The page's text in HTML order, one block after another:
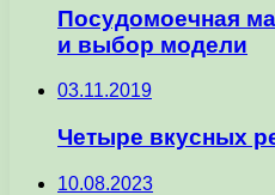
Посудомоечная
и выбор модели
03.11.2019
Четыре вкусных
10.08.2023